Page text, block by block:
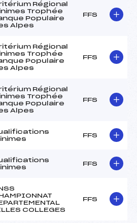
Régional
Trophée
Populaire
Alpes
FFS
Régional
Trophée
Populaire
Alpes
FFS
Régional
Trophée
Populaire
Alpes
FFS
FFS
FFS
COLLEGES
FFS